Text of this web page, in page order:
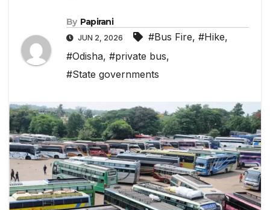
By Papirani
JUN 2, 2026 #Bus Fire, #Hike,
#Odisha, #private bus,
#State governments